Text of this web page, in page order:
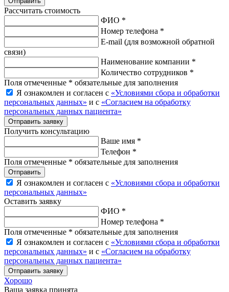
Рассчитать стоимость
ФИО *
Номер телефона *
E-mail (для возможной обратной
связи)
Наименование компании *
Количество сотрудников *
Поля отмеченные * обязательные для заполнения
Я ознакомлен и согласен с «Условиями сбора и обработки
персональных данных» и с «Согласием на обработку
персональных данных пациента»
Отправить заявку
Получить консультацию
Ваше имя *
Телефон *
Поля отмеченные * обязательные для заполнения
Отправить
Я ознакомлен и согласен с «Условиями сбора и обработки
персональных данных»
Оставить заявку
ФИО *
Номер телефона *
Поля отмеченные * обязательные для заполнения
Я ознакомлен и согласен с «Условиями сбора и обработки
персональных данных» и с «Согласием на обработку
персональных данных пациента»
Отправить заявку
Хорошо
Ваша заявка принята